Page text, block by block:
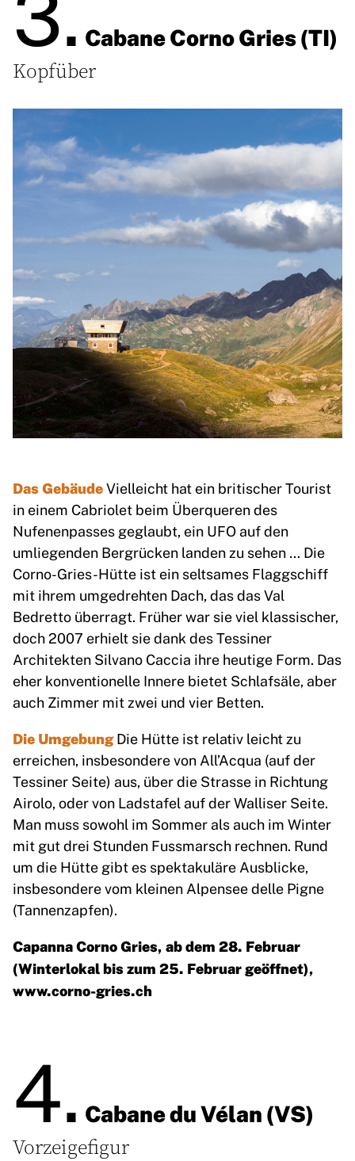
Cabane Corno Gries (TI)
Kopfüber
Das GebäudeVielleicht hat ein britischer Tourist
in einem Cabriolet beim Überqueren des
Nufenenpasses geglaubt, ein UFO auf den
umliegenden Bergrücken landen zu sehen … Die
Corno-Gries-Hütte ist ein seltsames Flaggschiff
mit ihrem umgedrehten Dach, das das Val
Bedretto überragt. Früher war sie viel klassischer,
doch 2007 erhielt sie dank des Tessiner
Architekten Silvano Caccia ihre heutige Form. Das
eher konventionelle Innere bietet Schlafsäle, aber
auch Zimmer mit zwei und vier Betten.
Die UmgebungDie Hütte ist relativ leicht zu
erreichen, insbesondere von All’Acqua (auf der
Tessiner Seite) aus, über die Strasse in Richtung
Airolo, oder von Ladstafel auf der Walliser Seite.
Man muss sowohl im Sommer als auch im Winter
mit gut drei Stunden Fussmarsch rechnen. Rund
um die Hütte gibt es spektakuläre Ausblicke,
insbesondere vom kleinen Alpensee delle Pigne
(Tannenzapfen).
Capanna Corno Gries, ab dem 28. Februar
(Winterlokal bis zum 25. Februar geöffnet),
www.corno-gries.ch
4. Cabane du Vélan (VS)
Vorzeigefigur